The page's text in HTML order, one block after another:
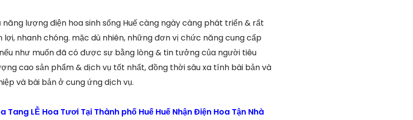
năng lượng điện hoa sinh sống Huế càng ngày càng phát triển & rất
nhanh chóng. mặc dù nhiên, những đơn vị chức năng cung cấp
như muốn đã có được sự bằng lòng & tin tưởng của người tiêu
cao sản phẩm & dịch vụ tốt nhất, đồng thời sâu xa tính bài bản và
và bài bản ở cung ứng dịch vụ.
Tang LỄ Hoa Tươi Tại Thành phố Huế Huế Nhận Điện Hoa Tận Nhà